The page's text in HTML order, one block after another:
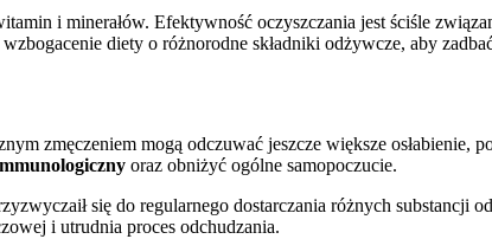
i minerałów. Efektywność oczyszczania jest ściśle
diety o różnorodne składniki odżywcze, aby
zmęczeniem mogą odczuwać jeszcze większe osłabienie,
oraz obniżyć ogólne samopoczucie.
się do regularnego dostarczania różnych substancji
i utrudnia proces odchudzania.